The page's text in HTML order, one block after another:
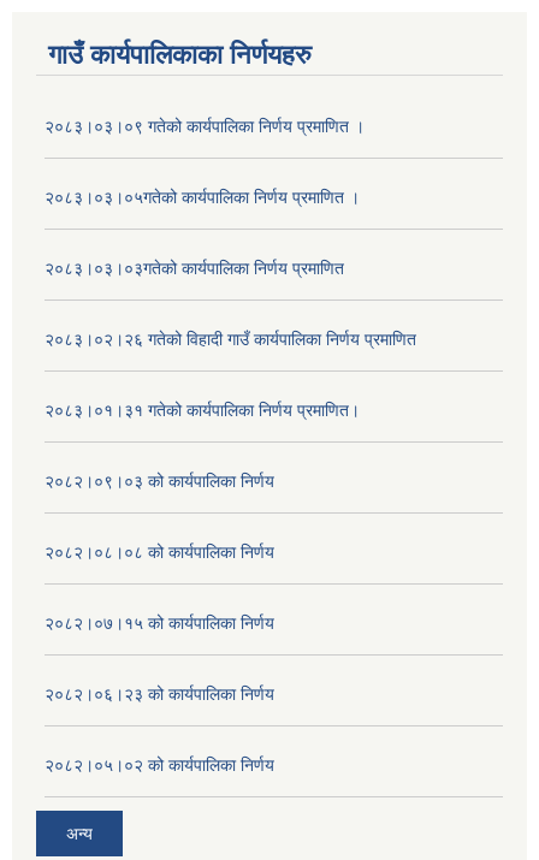
गाउँ कार्यपालिकाका निर्णयहरु
२०८३।०३।०९ गतेको कार्यपालिका निर्णय प्रमाणित ।
२०८३।०३।०५गतेको कार्यपालिका निर्णय प्रमाणित ।
२०८३।०३।०३गतेको कार्यपालिका निर्णय प्रमाणित
२०८३।०२।२६ गतेको विहादी गाउँ कार्यपालिका निर्णय प्रमाणित
२०८३।०१।३१ गतेको कार्यपालिका निर्णय प्रमाणित।
२०८२।०९।०३ को कार्यपालिका निर्णय
२०८२।०८।०८ को कार्यपालिका निर्णय
२०८२।०७।१५ को कार्यपालिका निर्णय
२०८२।०६।२३ को कार्यपालिका निर्णय
२०८२।०५।०२ को कार्यपालिका निर्णय
अन्य